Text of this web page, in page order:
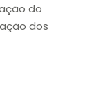
do
dos